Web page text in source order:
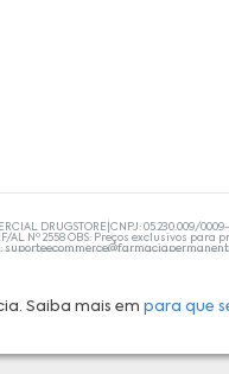
Saiba mais empara que
DRUGSTORE|CNPJ: 05.230.009/
Nº 2558 OBS: Preços exclusivos
de um profissional da área médica.
um médico deve ser consultado. A
tranquilidade. A privacidade e a
de produto em nosso estoque.